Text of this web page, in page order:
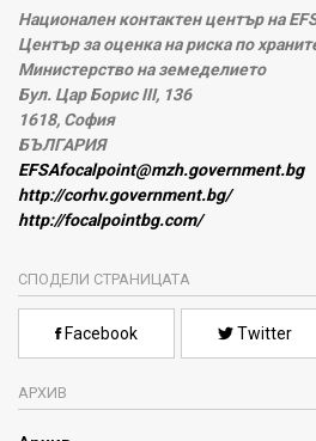
Национален контактен център на
Център за оценка на риска по
Министерство на земеделието
Бул. Цар Борис III, 136
1618, София
БЪЛГАРИЯ
EFSAfocalpoint@mzh.government.bg
http://corhv.government.bg/
http://focalpointbg.com/
СПОДЕЛИ СТРАНИЦАТА
Facebook Twitter
АРХИВ